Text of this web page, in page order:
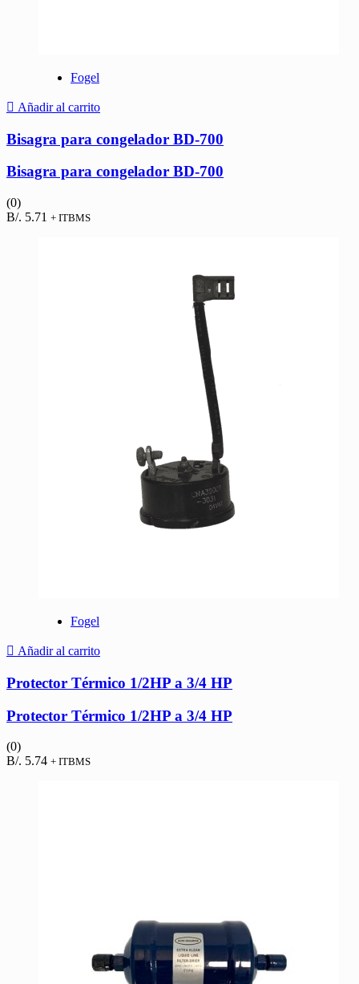
Fogel
Añadir al carrito
Bisagra para congelador BD-700
Bisagra para congelador BD-700
(0)
B/. 5.71 + ITBMS
Fogel
Añadir al carrito
Protector Térmico 1/2HP a 3/4 HP
Protector Térmico 1/2HP a 3/4 HP
(0)
B/. 5.74 + ITBMS